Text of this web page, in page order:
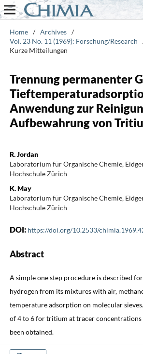
Home / Archives /
Vol. 23 No. 11 (1969): Forschung/Research
Kurze Mitteilungen
Trennung permanenter
Anwendung zur
Aufbewahrung von
R. Jordan
Laboratorium für Organische Chemie,
Hochschule Zürich
K. May
Laboratorium für Organische Chemie,
Hochschule Zürich
DOI: https://doi.org/10.2533/
Abstract
A simple one step procedure is described
hydrogen from its mixtures with air,
temperature adsorption on molecular
of 4 to 6 for tritium at tracer concentrations
been obtained.